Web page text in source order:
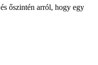
őszintén arról, hogy egy